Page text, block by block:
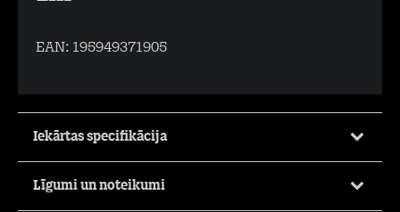
EAN: 195949371905
Iekārtas specifikācija
Līgumi un noteikumi